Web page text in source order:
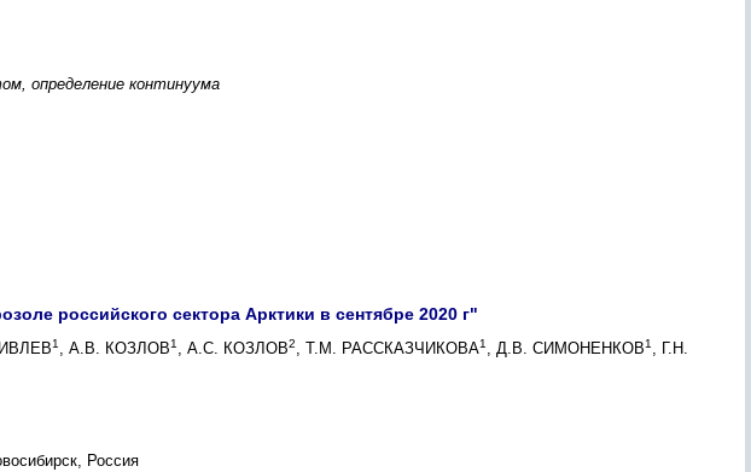
определение континуума
российского сектора Арктики в сентябре 2020 г"
1 , А.В. КОЗЛОВ1 , А.С. КОЗЛОВ2, Т.М. РАССКАЗЧИКОВА1 , Д.В. СИМОНЕНКОВ1 , Г.Н.
Россия